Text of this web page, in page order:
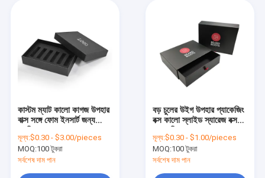
টিউব প্যাকেজিং বক্স
কাস্টম ম্যাট কালো কাগজ উপহার
বাক্স সঙ্গে ফোম ইনসার্ট জন্য
মূল্য:$0.30 - $3.00/pieces
MOQ:100 টুকরা
সর্বশেষ দাম পান
বড় চুলের উইগ উপহার প্যাকেজিং
বক্স কালো স্লাইড স্যারেজ বক্স
মূল্য:$0.30 - $1.00/pieces
MOQ:100 টুকরা
সর্বশেষ দাম পান